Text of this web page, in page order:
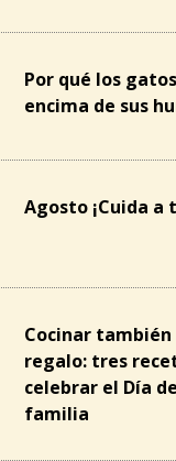
Por qué los
encima de sus
Agosto ¡Cuida a
Cocinar también
regalo: tres
celebrar el Día
familia